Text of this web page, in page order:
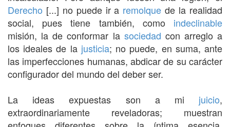
Derecho [...] no puede ir a remolque de la realidad
social, pues tiene también, como indeclinable
misión, la de conformar la sociedad con arreglo a
los ideales de la justicia; no puede, en suma, ante
las imperfecciones humanas, abdicar de su carácter
configurador del mundo del deber ser.
La ideas expuestas son a mi juicio,
extraordinariamente reveladoras; muestran